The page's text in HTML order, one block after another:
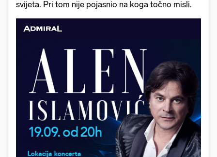
svijeta. Pri tom nije pojasnio na koga točno misli.